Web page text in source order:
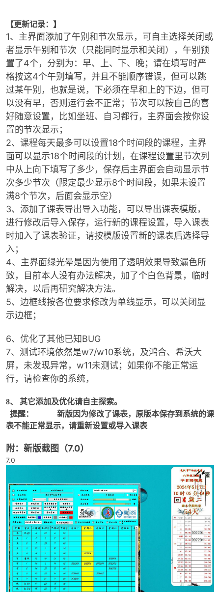
52
po
jie.
【更新记录：】
1、 主界面添加了午别和节次显示，可自主选择关闭或
者显示午别和节次（只能同时显示和关闭），午别预
置了4个，分别为：早、上、下、晚；请在填写时严
格按这4个午别填写，并且不能顺序错误，但可以跳
过某午别，也就是说，下必须在早和上的下边，但可
以没有早，否则运行会不正常；节次可以按自己的喜
好随意设置，比如坐班、自习都行，主界面会按你设
置的节次显示；
2、课程每天最多可以设置18个时间段的课程，主界
面可以显示18个时间段的计划，在课程设置里节次列
中从上向下填写了多少，保存后主界面会自动显示节
次多少节次（限定最少显示8个时间段，如果未设置
满8个节次，后面会显示空）
3、添加了课表导出导入功能，可以导出课表模版，
进行修改后导入保存，运行新的课程设置，导入课表
时加入了课表验证，请按模版设置新的课表后选择导
入；
4、主界面绿光晕是因为使用了透明效果导致漏色所
致，目前本人没有办法解决，加了个白色背景，临时
解决，以后再研究解决方法。
5、边框线按各位要求修改为单线显示，可以关闭显
示边框；
6、优化了其他已知BUG
7、测试环境依然是w7/w10系统，及鸿合、希沃大
屏，未发现异常，w11未测试；如果你不能正常运
行，请检查你的系统，
8、 其它添加及优化请自主探索。
提醒： 新版因为修改了课表，原版本保存到系统的课
表不能正常显示，请重新设置或导入课表
附：新版截图（7.0）
7.0